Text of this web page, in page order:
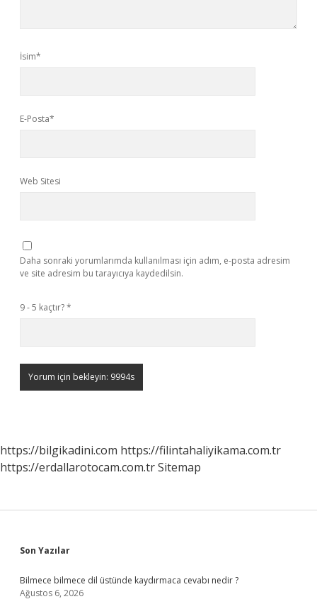
İsim*
E-Posta*
Web Sitesi
Daha sonraki yorumlarımda kullanılması için adım, e-posta adresim
ve site adresim bu tarayıcıya kaydedilsin.
9 - 5 kaçtır?*
https://bilgikadini.com https://filintahaliyikama.com.tr
https://erdallarotocam.com.trSitemap
Sidebar
Son Yazılar
Bilmece bilmece dil üstünde kaydırmaca cevabı nedir ?
Ağustos 6, 2026